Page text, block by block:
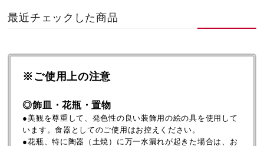
最近チェックした商品
※ご使用上の注意
◎飾皿・花瓶・置物
●美観を尊重して、発色性の良い装飾用の絵の具を使用して
います。食器としてのご使用はお控えください。
●花瓶、特に陶器（土焼）に万一水漏れが起きた場合は、お